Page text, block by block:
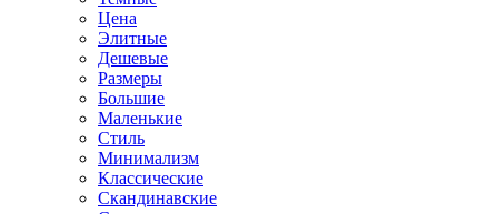
Цена
Элитные
Дешевые
Размеры
Большие
Маленькие
Стиль
Минимализм
Классические
Скандинавские